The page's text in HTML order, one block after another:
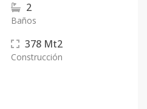
2
Baños
378 Mt2
Construcción